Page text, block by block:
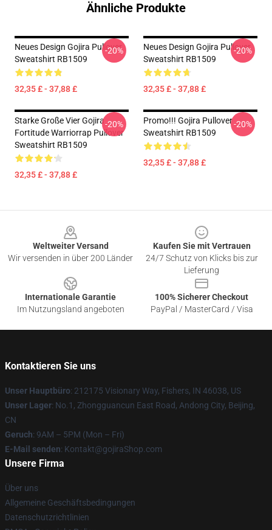
Ähnliche Produkte
Neues Design Gojira Pullover
Sweatshirt RB1509
32,35 £ - 37,88 £
-20%
Neues Design Gojira Pullover
Sweatshirt RB1509
32,35 £ - 37,88 £
-20%
Starke Große Vier Gojira
Fortitude Warriorrap Pullover
Sweatshirt RB1509
32,35 £ - 37,88 £
-20%
Promo!!! Gojira Pullover
Sweatshirt RB1509
32,35 £ - 37,88 £
-20%
Weltweiter Versand
Wir versenden in über 200 Länder
Kaufen Sie mit Vertrauen
24/7 Schutz von Klicks bis zur
Lieferung
Internationale Garantie
Im Nutzungsland angeboten
100% Sicherer Checkout
PayPal / MasterCard / Visa
Kontaktieren Sie uns
Unser Hauptbüro: 212175 Visionary Way, Fishers, IN 46038, US
Unser Lager: No.1, Zhongguancun East Road, Andong City, Beijing,
CN
Geruch: 9AM – 5PM (Mon – Fri)
E-Mail senden: Kontakt@gojiraShop.com
Unsere Firma
Über uns
Allgemeine Geschäftsbedingungen
Datenschutzrichtlinien